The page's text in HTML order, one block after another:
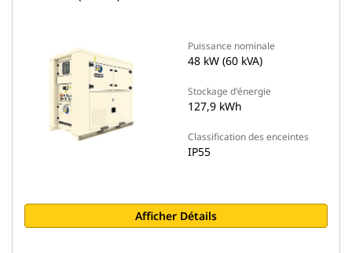
Puissance nominale
48 kW (60 kVA)
Stockage d'énergie
127,9 kWh
Classification des enceintes
IP55
Afficher Détails